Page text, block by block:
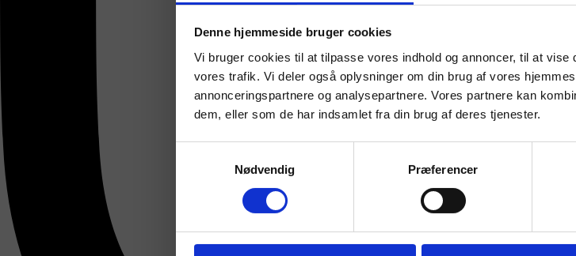
Denne hjemmeside bruger cookies
Vi bruger cookies til at tilpasse vores indhold og annoncer, til at
vores trafik. Vi deler også oplysninger om din brug af vores
annonceringspartnere og analysepartnere. Vores partnere kan
dem, eller som de har indsamlet fra din brug af deres tjenester.
Nødvendig
Præferencer